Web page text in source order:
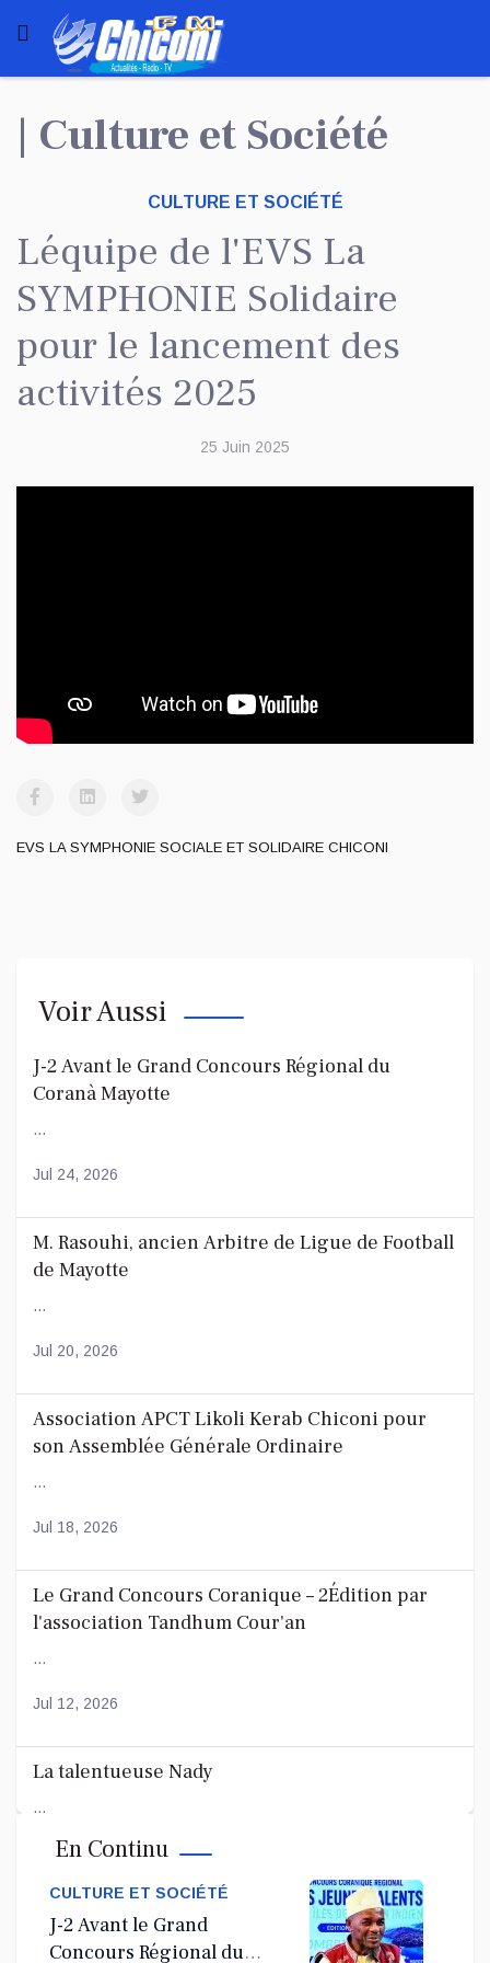
| Culture et Société
CULTURE ET SOCIÉTÉ
Léquipe de l'EVS La
SYMPHONIE Solidaire
pour le lancement des
activités 2025
25 Juin 2025
EVS LA SYMPHONIE SOCIALE ET SOLIDAIRE CHICONI
Voir Aussi
J-2 Avant le Grand Concours Régional du
Coranà Mayotte
...
Jul 24, 2026
M. Rasouhi, ancien Arbitre de Ligue de Football
de Mayotte
...
Jul 20, 2026
Association APCT Likoli Kerab Chiconi pour
son Assemblée Générale Ordinaire
...
Jul 18, 2026
Le Grand Concours Coranique – 2Édition par
l'association Tandhum Cour'an
...
Jul 12, 2026
La talentueuse Nady
...
Jul 11, 2026
En Continu
CULTURE ET SOCIÉTÉ
J-2 Avant le Grand
Concours Régional du